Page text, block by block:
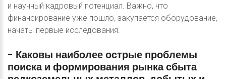
и научный кадровый потенциал. Важно, что
финансирование уже пошло, закупается оборудование,
начаты первые исследования.
- Каковы наиболееострые проблемы
поиска и формирования рынкасбыта